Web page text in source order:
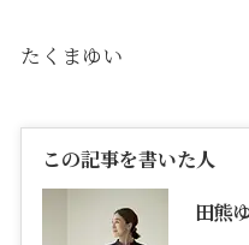
たくまゆい
この記事を書いた人
田熊